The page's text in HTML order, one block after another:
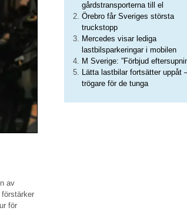
av
för
gårdstransporterna till el
Örebro får Sveriges största
truckstopp
Mercedes visar lediga
lastbilsparkeringar i mobilen
M Sverige: ”Förbjud
Lätta lastbilar fortsätter uppåt
trögare för de tunga